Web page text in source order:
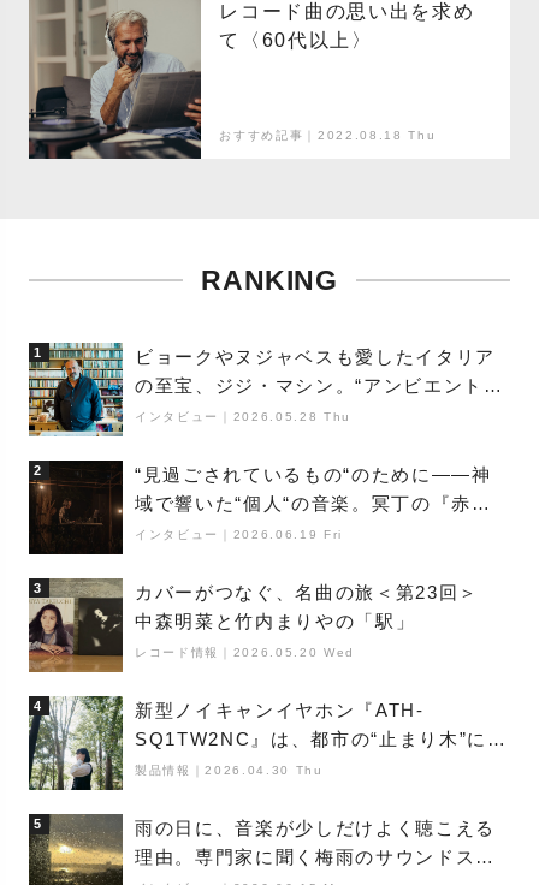
レコード曲の思い出を求め
て〈60代以上〉
おすすめ記事｜2022.08.18 Thu
RANKING
1
ビョークやヌジャベスも愛したイタリア
の至宝、ジジ・マシン。“アンビエントの
巨匠”が明かす創作の原点と、「動き」に
インタビュー 2026.05.28 Thu
2
“見過ごされているもの“のために――神
域で響いた“個人“の音楽。冥丁の『赤城
夜神楽』をレポート
インタビュー 2026.06.19 Fri
3
カバーがつなぐ、名曲の旅＜第23回＞
中森明菜と竹内まりやの「駅」
レコード情報 2026.05.20 Wed
4
新型ノイキャンイヤホン『ATH-
SQ1TW2NC』は、都市の“止まり木”にな
り得るーシンガーソングライター浮
製品情報 ｜2026.04.30 Thu
5
雨の日に、音楽が少しだけよく聴こえる
理由。専門家に聞く梅雨のサウンドス